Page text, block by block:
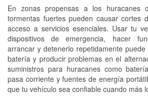
En zonas propensas a los huracanes
tormentas fuertes pueden causar cortes
acceso a servicios esenciales. Usar tu
dispositivos de emergencia, hacer
arrancar y detenerlo repetidamente
batería y producir problemas en el
suministros para huracanes como
pasa corriente y fuentes de energía
que tu vehículo sea confiable cuando más
freno
Mangueras hidráulicas a
Hurricane Supplies
Tornado Supplies
Conoce más